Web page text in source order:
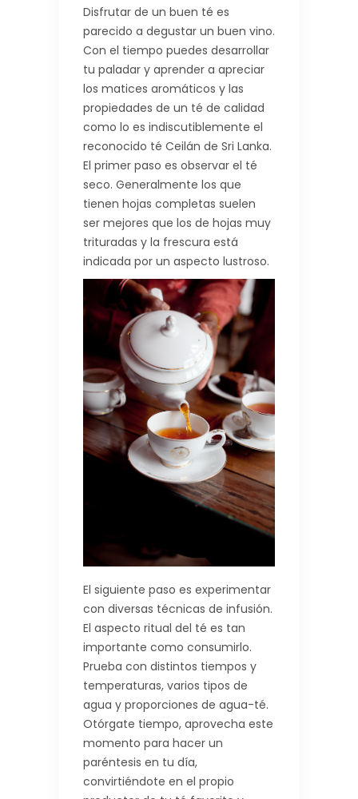
Disfrutar de un buen té es
parecido a degustar un buen vino.
Con el tiempo puedes desarrollar
tu paladar y aprender a apreciar
los matices aromáticos y las
propiedades de un té de calidad
como lo es indiscutiblemente el
reconocido té Ceilán de Sri Lanka.
El primer paso es observar el té
seco. Generalmente los que
tienen hojas completas suelen
ser mejores que los de hojas muy
trituradas y la frescura está
indicada por un aspecto lustroso.
El siguiente paso es experimentar
con diversas técnicas de infusión.
El aspecto ritual del té es tan
importante como consumirlo.
Prueba con distintos tiempos y
temperaturas, varios tipos de
agua y proporciones de agua-té.
Otórgate tiempo, aprovecha este
momento para hacer un
paréntesis en tu día,
convirtiéndote en el propio